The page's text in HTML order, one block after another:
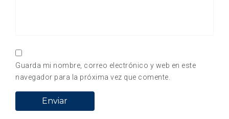
Guarda mi nombre, correo electrónico y web en este
navegador para la próxima vez que comente.